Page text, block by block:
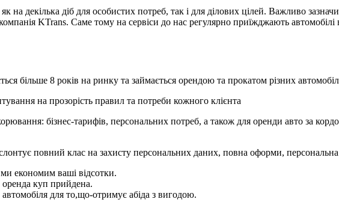
декілька діб для особистих потреб, так і для ділових цілей. Важливо
KTrans. Саме тому на сервіси до нас регулярно приїжджають
більше 8 років на ринку та займається орендою та прокатом різних
на прозорість правил та потреби кожного клієнта
бізнес-тарифів, персональних потреб, а також для оренди авто за
повний клас на захисту персональних даних, повна оформи,
економим ваші відсотки.
куп прийдена.
для то,що-отримує абіда з вигодою.